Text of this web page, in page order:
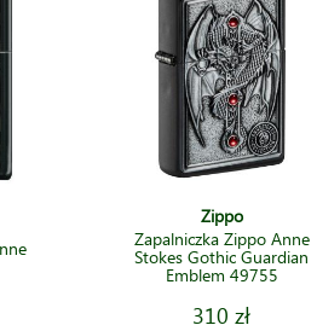
Zippo
Zapalniczka Zippo Anne
Stokes Gothic Guardian
Emblem 49755
310 zł